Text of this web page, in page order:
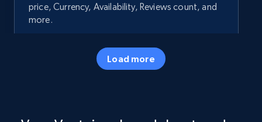
price, Currency, Availability, Reviews count, and
more.
5.7K+ Comenzar ahora
Load more